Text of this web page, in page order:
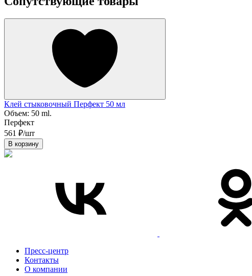
Клей стыковочный Перфект 50 мл
Объем: 50 ml.
Перфект
561 ₽/шт
В корзину
Пресс-центр
Контакты
О компании